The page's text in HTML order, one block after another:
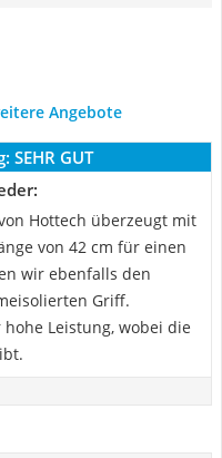
Angebote
SEHR GUT
Hottech überzeugt mit
von 42 cm für einen
wir ebenfalls den
Griff.
Leistung, wobei die